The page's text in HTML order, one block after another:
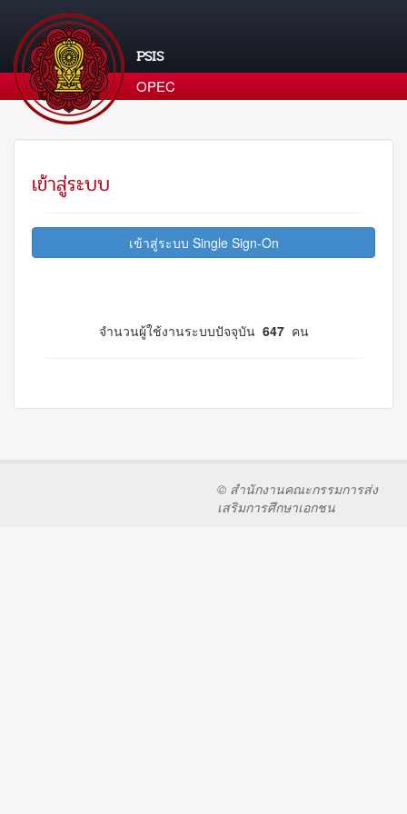
PSIS
OPEC
เข้าสู่ระบบ
เข้าสู่ระบบ Single Sign-On
จำนวนผู้ใช้งานระบบปัจจุบัน 647คน
© สำนักงานคณะกรรมการส่ง
เสริมการศึกษาเอกชน